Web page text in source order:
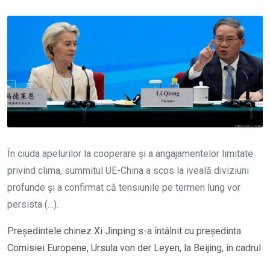
În ciuda apelurilor la cooperare și a angajamentelor limitate
privind clima, summitul UE-China a scos la iveală diviziuni
profunde și a confirmat că tensiunile pe termen lung vor
persista (…).
Președintele chinez Xi Jinping s-a întâlnit cu președinta
Comisiei Europene, Ursula von der Leyen, la Beijing, în cadrul